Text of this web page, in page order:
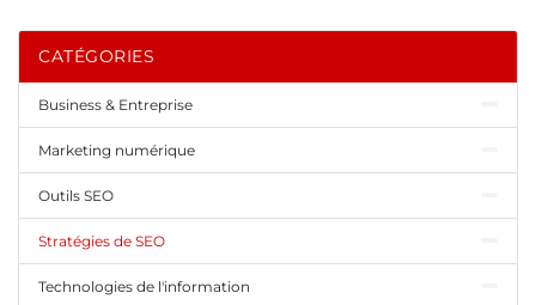
CATÉGORIES
Business & Entreprise
Marketing numérique
Outils SEO
Stratégies de SEO
Technologies de l'information